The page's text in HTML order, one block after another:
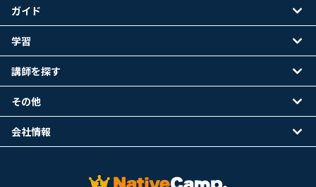
ガイド
学習
講師を探す
その他
会社情報